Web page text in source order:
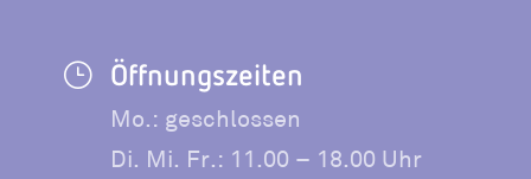
} Öffnungszeiten
Mo.: geschlossen
Di. Mi. Fr.: 11.00 – 18.00 Uhr